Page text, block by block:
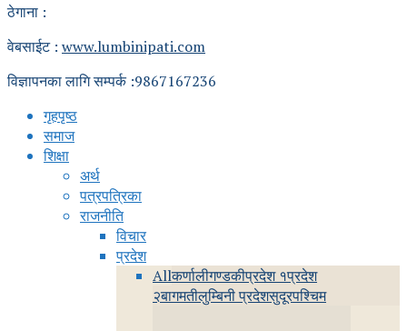
ठेगाना :
वेबसाईट : www.lumbinipati.com
विज्ञापनका लागि सम्पर्क :9867167236
गृहपृष्ठ
समाज
शिक्षा
अर्थ
पत्रपत्रिका
राजनीति
विचार
प्रदेश
Allकर्णालीगण्डकीप्रदेश १प्रदेश
२बागमतीलुम्बिनी प्रदेशसुदूरपश्चिम